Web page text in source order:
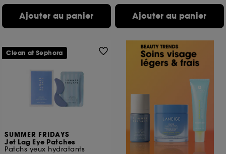
Ajouter au panier Ajouter au panier
SUMMER FRIDAYS
Jet Lag Eye Patches
Patchs yeux hydratants
Clean at Sephora